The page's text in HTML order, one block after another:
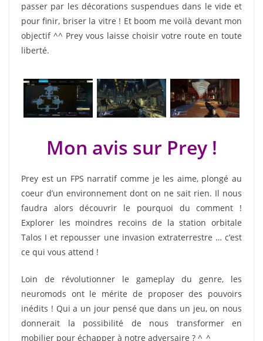
passer par les décorations suspendues dans le vide et
pour finir, briser la vitre ! Et boom me voilà devant mon
objectif ^^ Prey vous laisse choisir votre route en toute
liberté.
Mon avis sur Prey !
Prey est un FPS narratif comme je les aime, plongé au
coeur d’un environnement dont on ne sait rien. Il nous
faudra alors découvrir le pourquoi du comment !
Explorer les moindres recoins de la station orbitale
Talos I et repousser une invasion extraterrestre … c’est
ce qui vous attend !
Loin de révolutionner le gameplay du genre, les
neuromods ont le mérite de proposer des pouvoirs
inédits ! Qui a un jour pensé que dans un jeu, on nous
donnerait la possibilité de nous transformer en
mobilier pour échapper à notre adversaire ? ^_^